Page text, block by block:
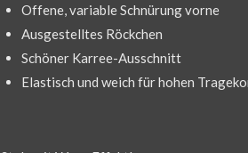
Offene, variable Schnürung vorne
Ausgestelltes Röckchen
Schöner Karree-Ausschnitt
Elastisch und weich für hohen